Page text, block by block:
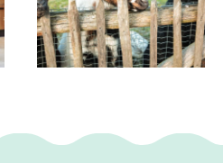
uitzicht over de Limburgse
vrijwel alle bezoekers
ervaren.
en het feit dat zij